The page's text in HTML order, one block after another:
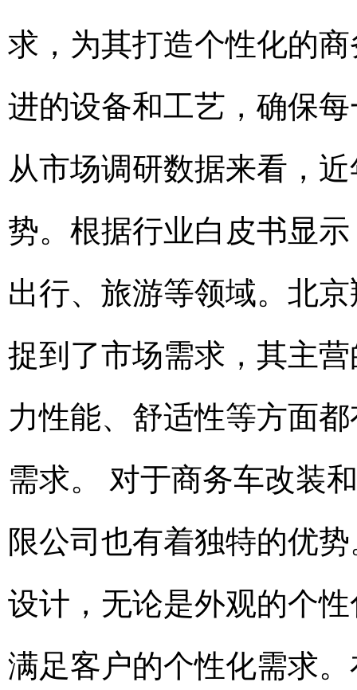
求，为其打造个性化的
进的设备和工艺，确保
从市场调研数据来看，
势。根据行业白皮书显
出行、旅游等领域。北
捉到了市场需求，其主
力性能、舒适性等方面
需求。 对于商务车改装
限公司也有着独特的优
设计，无论是外观的个
满足客户的个性化需求